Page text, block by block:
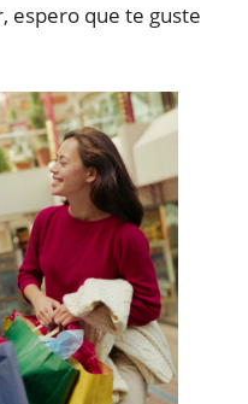
espero que te guste